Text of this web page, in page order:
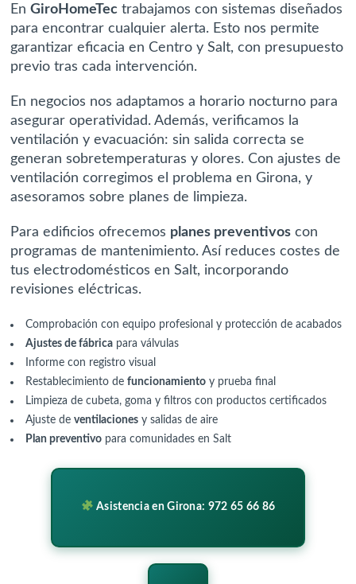
EnGiroHomeTec trabajamos con sistemas diseñados
para encontrar cualquier alerta. Esto nos permite
garantizar eficacia en Centro y Salt, con presupuesto
previo tras cada intervención.
En negocios nos adaptamos a horario nocturno para
asegurar operatividad. Además, verificamos la
ventilación y evacuación: sin salida correcta se
generan sobretemperaturas y olores. Con ajustes de
ventilación corregimos el problema en Girona, y
asesoramos sobre planes de limpieza.
Para edificios ofrecemos planes preventivos con
programas de mantenimiento. Así reduces costes de
tus electrodomésticos en Salt, incorporando
revisiones eléctricas.
Comprobación con equipo profesional y protección de acabados
Ajustes de fábrica para válvulas
Informe con registro visual
Restablecimiento defuncionamiento y prueba final
Limpieza de cubeta, goma y filtros con productos certificados
Ajuste deventilaciones y salidas de aire
Plan preventivo para comunidades en Salt
Asistencia en Girona: 972 65 66 86